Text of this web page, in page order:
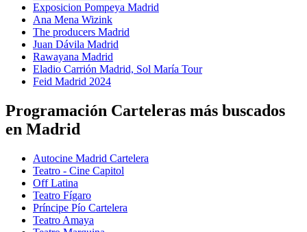
Exposicion Pompeya Madrid
Ana Mena Wizink
The producers Madrid
Juan Dávila Madrid
Rawayana Madrid
Eladio Carrión Madrid, Sol María Tour
Feid Madrid 2024
Programación Carteleras más buscados
en Madrid
Autocine Madrid Cartelera
Teatro - Cine Capitol
Off Latina
Teatro Fígaro
Príncipe Pío Cartelera
Teatro Amaya